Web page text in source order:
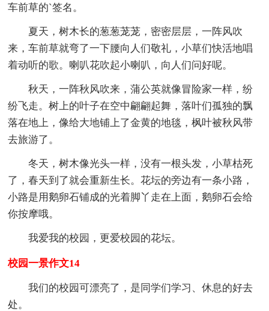
车前草的`签名。
夏天，树木长的葱葱茏茏，密密层层，一阵风吹
来，车前草就弯了一下腰向人们敬礼，小草们快活地唱
着动听的歌。喇叭花吹起小喇叭，向人们问好呢。
秋天，一阵秋风吹来，蒲公英就像冒险家一样，纷
纷飞走。树上的叶子在空中翩翩起舞，落叶们孤独的飘
落在地上，像给大地铺上了金黄的地毯，枫叶被秋风带
去旅游了。
冬天，树木像光头一样，没有一根头发，小草枯死
了，春天到了就会重新生长。花坛的旁边有一条小路，
小路是用鹅卵石铺成的光着脚丫走在上面，鹅卵石会给
你按摩哦。
我爱我的校园，更爱校园的花坛。
校园一景作文14
我们的校园可漂亮了，是同学们学习、休息的好去
处。